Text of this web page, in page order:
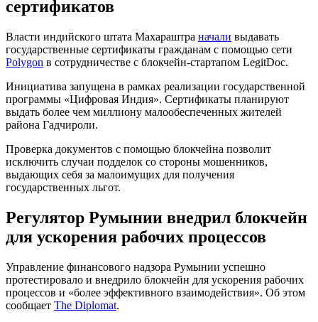
сертификатов
Власти индийского штата Махараштра начали выдавать
государственные сертификаты гражданам с помощью сети
Polygon в сотрудничестве с блокчейн-стартапом LegitDoc.
Инициатива запущена в рамках реализации государственной
программы «Цифровая Индия». Сертификаты планируют
выдать более чем миллиону малообеспеченных жителей
района Гадчироли.
Проверка документов с помощью блокчейна позволит
исключить случаи подделок со стороны мошенников,
выдающих себя за малоимущих для получения
государственных льгот.
Регулятор Румынии внедрил блокчейн
для ускорения рабочих процессов
Управление финансового надзора Румынии успешно
протестировало и внедрило блокчейн для ускорения рабочих
процессов и «более эффективного взаимодействия». Об этом
сообщает The Diplomat.